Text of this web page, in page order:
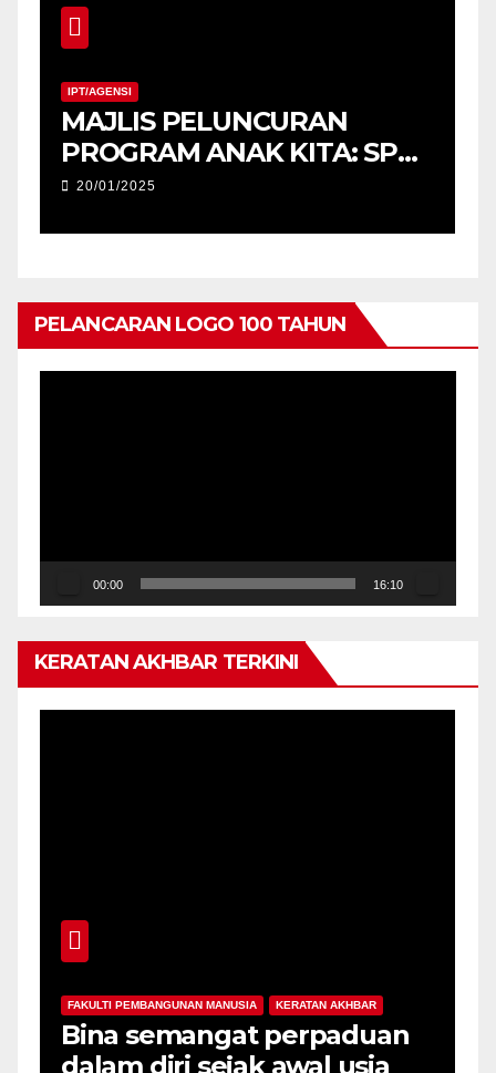
IPT/AGENSI
MAJLIS PELUNCURAN
PROGRAM ANAK KITA: SPM
2025 (USM) DAN
20/01/2025
PELANCARAN LOGO 100 TAHUN
00:00 16:10
KERATAN AKHBAR TERKINI
FAKULTI PEMBANGUNAN MANUSIA KERATAN AKHBAR
Bina semangat perpaduan
dalam diri sejak awal usia